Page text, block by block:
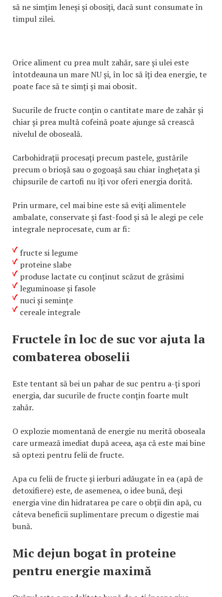
să ne simțim leneși și obosiți, dacă sunt consumate în
timpul zilei.
Orice aliment cu prea mult zahăr, sare și ulei este
întotdeauna un mare NU și, în loc să îți dea energie, te
poate face să te simți și mai obosit.
Sucurile de fructe conțin o cantitate mare de zahăr și
chiar și prea multă cofeină poate ajunge să crească
nivelul de oboseală.
Carbohidrații procesați precum pastele, gustările
precum o brioșă sau o gogoașă sau chiar înghețata și
chipsurile de cartofi nu îți vor oferi energia dorită.
Prin urmare, cel mai bine este să eviți alimentele
ambalate, conservate și fast-food și să le alegi pe cele
integrale neprocesate, cum ar fi:
fructe si legume
proteine ​​slabe
produse lactate cu conținut scăzut de grăsimi
leguminoase și fasole
nuci și semințe
cereale integrale
Fructele în loc de suc vor ajuta la
combaterea oboselii
Este tentant să bei un pahar de suc pentru a-ți spori
energia, dar sucurile de fructe conțin foarte mult
zahăr.
O explozie momentană de energie nu merită oboseala
care urmează imediat după aceea, așa că este mai bine
să optezi pentru felii de fructe.
Apa cu felii de fructe și ierburi adăugate în ea (apă de
detoxifiere) este, de asemenea, o idee bună, deși
energia vine din hidratarea pe care o obții din apă, cu
câteva beneficii suplimentare precum o digestie mai
bună.
Mic dejun bogat în proteine
pentru energie maximă